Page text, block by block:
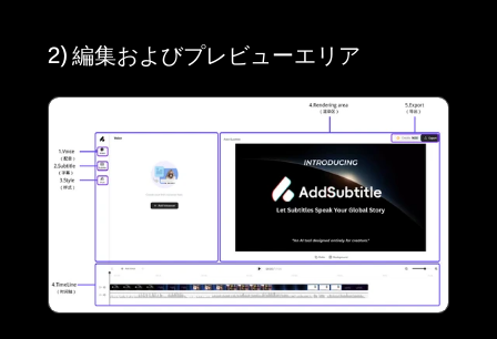
2) 編集およびプレビューエリア